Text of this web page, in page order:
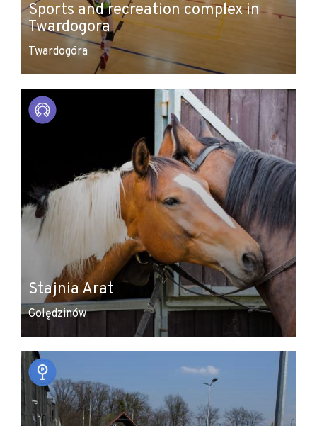
Sports and recreation complex in
Twardogora
Twardogóra
Stajnia Arat
Golędzinów